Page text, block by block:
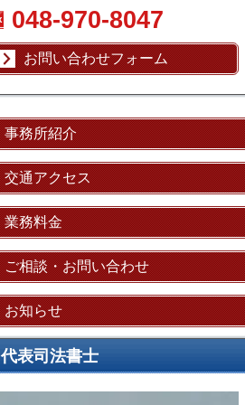
048-970-8047
お問い合わせフォーム
事務所紹介
交通アクセス
業務料金
ご相談・お問い合わせ
お知らせ
代表司法書士